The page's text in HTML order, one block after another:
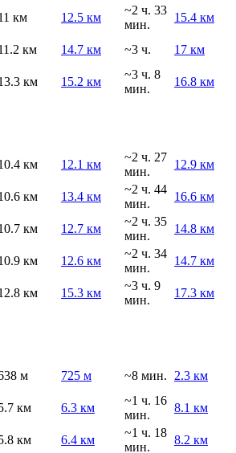
км 12.5 км
~2 ч. 33
мин.
15.4 км
км 14.7 км ~3 ч.
17 км
км 15.2 км
~3 ч. 8
мин.
16.8 км
км 12.1 км
~2 ч. 27
мин.
12.9 км
км 13.4 км
~2 ч. 44
мин.
16.6 км
км 12.7 км
~2 ч. 35
мин.
14.8 км
км 12.6 км
~2 ч. 34
мин.
14.7 км
км 15.3 км
~3 ч. 9
мин.
17.3 км
м 725 м ~8 мин.
2.3 км
км 6.3 км
~1 ч. 16
мин.
8.1 км
км 6.4 км
~1 ч. 18
мин.
8.2 км